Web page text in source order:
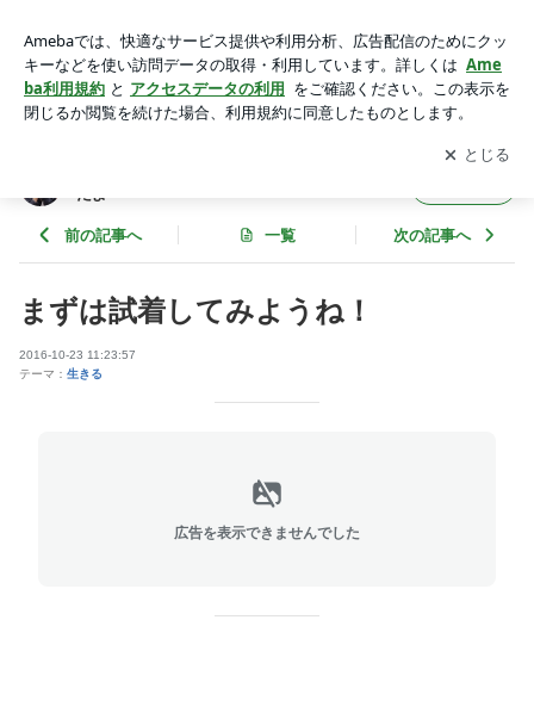
ってこんなだよ〜
アプリをダウンロードして ブログの更新通知
を受け取りまし
ょう。
開く
だよ〜
前の記事へ 一覧 次の記事へ
まずは試着してみようね！
2016-10-23 11:23:57
テーマ： 生きる
広告を表示できませんでした